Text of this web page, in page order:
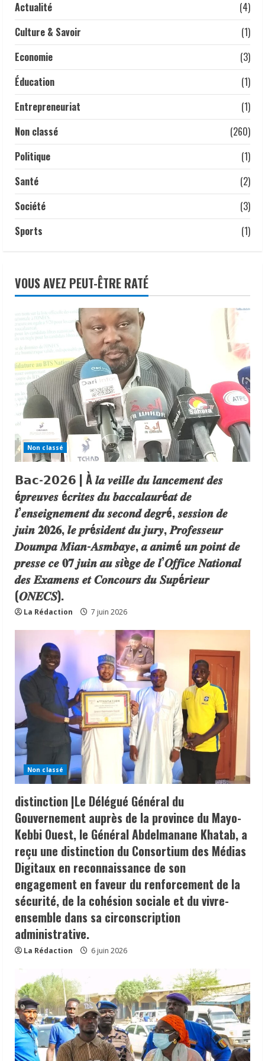
Actualité
(4)
Culture & Savoir
(1)
Economie
(3)
Éducation
(1)
Entrepreneuriat
(1)
Non classé
(260)
Politique
(1)
Santé
(2)
Société
(3)
Sports
(1)
VOUS AVEZ PEUT-ÊTRE RATÉ
Non classé
𝗕𝗮𝗰-𝟮𝟬𝟮𝟲 | À 𝒍𝒂 𝒗𝒆𝒊𝒍𝒍𝒆 𝒅𝒖 𝒍𝒂𝒏𝒄𝒆𝒎𝒆𝒏𝒕 𝒅𝒆𝒔
é𝒑𝒓𝒆𝒖𝒗𝒆𝒔 é𝒄𝒓𝒊𝒕𝒆𝒔 𝒅𝒖 𝒃𝒂𝒄𝒄𝒂𝒍𝒂𝒖𝒓é𝒂𝒕 𝒅𝒆
𝒍’𝒆𝒏𝒔𝒆𝒊𝒈𝒏𝒆𝒎𝒆𝒏𝒕 𝒅𝒖 𝒔𝒆𝒄𝒐𝒏𝒅 𝒅𝒆𝒈𝒓é, 𝒔𝒆𝒔𝒔𝒊𝒐𝒏 𝒅𝒆
𝒋𝒖𝒊𝒏 𝟐𝟎𝟐𝟔, 𝒍𝒆 𝒑𝒓é𝒔𝒊𝒅𝒆𝒏𝒕 𝒅𝒖 𝒋𝒖𝒓𝒚, 𝑷𝒓𝒐𝒇𝒆𝒔𝒔𝒆𝒖𝒓
𝑫𝒐𝒖𝒎𝒑𝒂 𝑴𝒊𝒂𝒏-𝑨𝒔𝒎𝒃𝒂𝒚𝒆, 𝒂 𝒂𝒏𝒊𝒎é 𝒖𝒏 𝒑𝒐𝒊𝒏𝒕 𝒅𝒆
𝒑𝒓𝒆𝒔𝒔𝒆 𝒄𝒆 𝟎𝟕 𝒋𝒖𝒊𝒏 𝒂𝒖 𝒔𝒊è𝒈𝒆 𝒅𝒆 𝒍’𝑶𝒇𝒇𝒊𝒄𝒆 𝑵𝒂𝒕𝒊𝒐𝒏𝒂𝒍
𝒅𝒆𝒔 𝑬𝒙𝒂𝒎𝒆𝒏𝒔 𝒆𝒕 𝑪𝒐𝒏𝒄𝒐𝒖𝒓𝒔 𝒅𝒖 𝑺𝒖𝒑é𝒓𝒊𝒆𝒖𝒓
(𝑶𝑵𝑬𝑪𝑺).
La Rédaction 7 juin 2026
Non classé
distinction |Le Délégué Général du
Gouvernement auprès de la province du Mayo-
Kebbi Ouest, le Général Abdelmanane Khatab, a
reçu une distinction du Consortium des Médias
Digitaux en reconnaissance de son
engagement en faveur du renforcement de la
sécurité, de la cohésion sociale et du vivre-
ensemble dans sa circonscription
administrative.
La Rédaction 6 juin 2026